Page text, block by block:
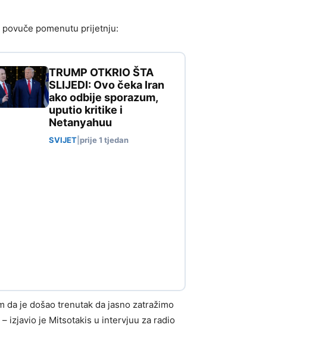
povuče pomenutu prijetnju:
TRUMP OTKRIO ŠTA
SLIJEDI: Ovo čeka Iran
ako odbije sporazum,
uputio kritike i
Netanyahuu
SVIJET prije 1 tjedan
da je došao trenutak da jasno zatražimo
izjavio je Mitsotakis u intervjuu za radio